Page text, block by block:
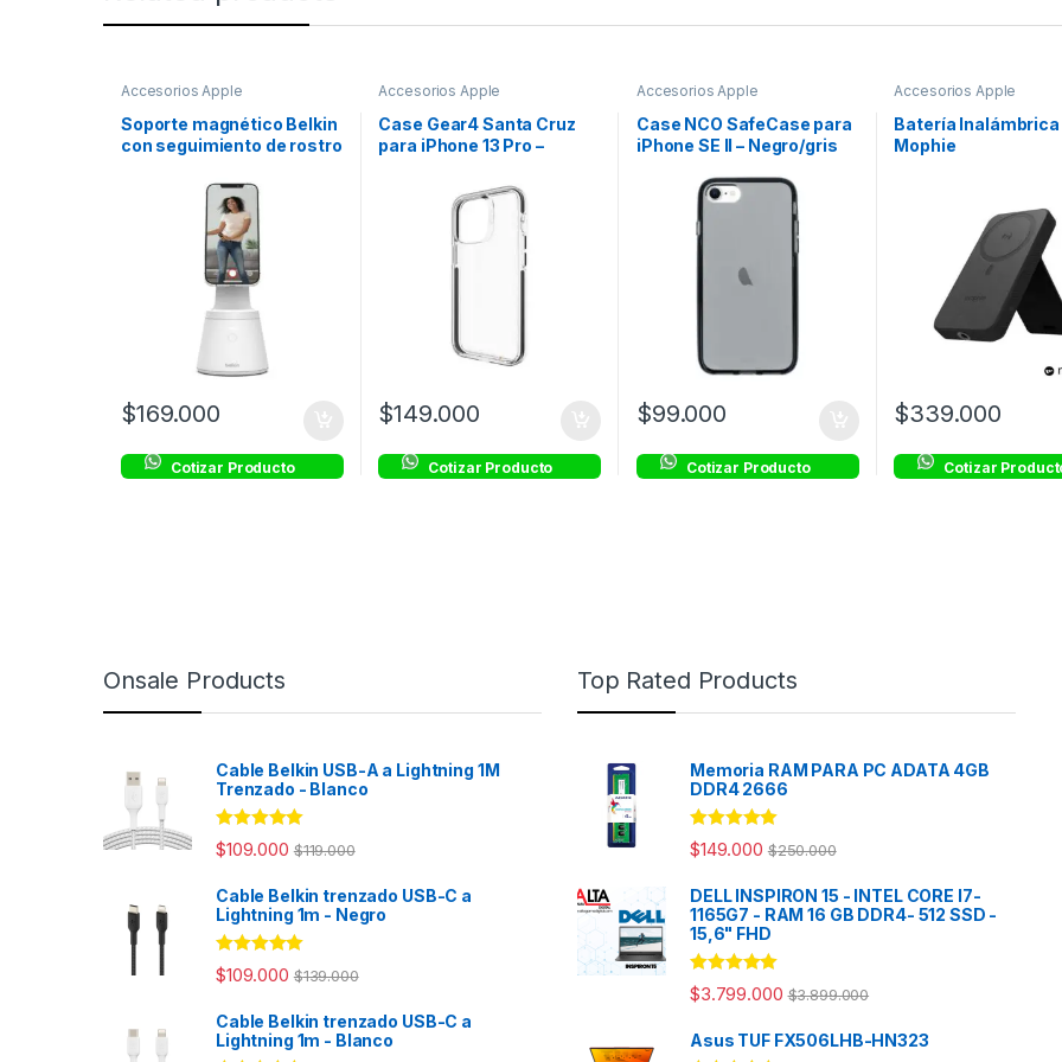
Accesorios Apple
Soporte magnético Belkin
con seguimiento de rostro
$169.000
Cotizar Producto
Accesorios Apple
Case Gear4 Santa Cruz
para iPhone 13 Pro –
$149.000
Cotizar Producto
Accesorios Apple
Case NCO SafeCase para
iPhone SE II – Negro/gris
$99.000
Cotizar Producto
Accesorios Apple
Batería Inalámbrica
Mophie
10,000mAh – Negro
$339.000
Cotizar
Onsale Products
Cable Belkin USB-A a Lightning 1M
Trenzado - Blanco
Rated 4.98
out of 5
$109.000 $119.000
Cable Belkin trenzado USB-C a
Lightning 1m - Negro
Rated 4.94
out of 5
$109.000 $139.000
Cable Belkin trenzado USB-C a
Lightning 1m - Blanco
Top Rated Products
Memoria RAM PARA PC ADATA 4GB
DDR4 2666
Rated 5.00
out of 5
$149.000 $250.000
DELL INSPIRON 15 - INTEL CORE I7-
1165G7 - RAM 16 GB DDR4- 512 SSD -
15,6" FHD
Rated5.00
out of 5
$3.799.000 $3.899.000
Asus TUF FX506LHB-HN323